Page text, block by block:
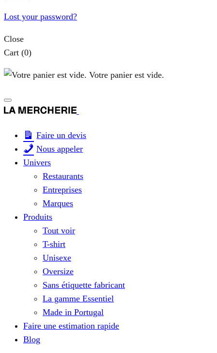
Lost your password?
Close
Cart (0)
Votre panier est vide.
Faire un devis
Nous appeler
Univers
Restaurants
Entreprises
Marques
Produits
Tout voir
T-shirt
Unisexe
Oversize
Sans étiquette fabricant
La gamme Essentiel
Made in Portugal
Faire une estimation rapide
Blog